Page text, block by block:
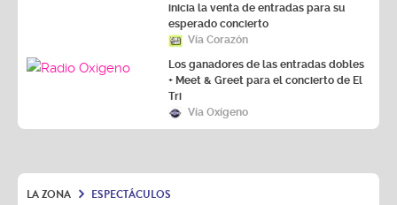
inicia la venta de entradas para su
esperado concierto
Vía Corazón
Los ganadores de las entradas dobles
+ Meet & Greet para el concierto de El
Tri
Vía Oxígeno
LA ZONA ESPECTÁCULOS